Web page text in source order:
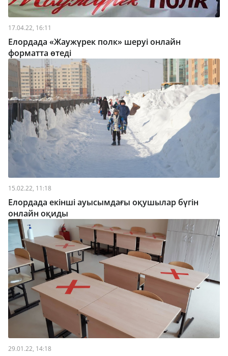
17.04.22, 16:11
Елордада «Жаужүрек полк» шеруі онлайн
форматта өтеді
15.02.22, 11:18
Елордада екінші ауысымдағы оқушылар бүгін
онлайн оқиды
29.01.22, 14:18